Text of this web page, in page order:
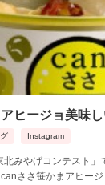
ヒージョ美味
Instagram
北みやげコンテスト」
ささ笹かまアヒー